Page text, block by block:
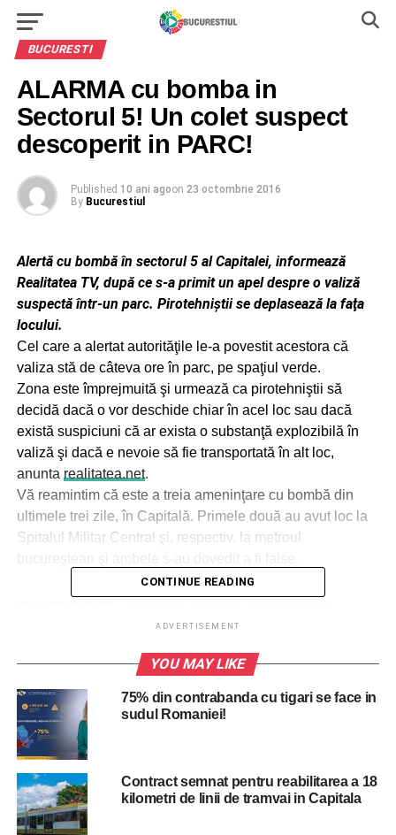
BUCURESTI
ALARMA cu bomba in
Sectorul 5! Un colet suspect
descoperit in PARC!
Published 10 ani agoon 23 octombrie 2016
By Bucurestiul
Alertă cu bombă în sectorul 5 al Capitalei, informează
Realitatea TV, după ce s-a primit un apel despre o valiză
suspectă într-un parc. Pirotehniştii se deplasează la faţa
locului.
Cel care a alertat autorităţile le-a povestit acestora că
valiza stă de câteva ore în parc, pe spaţiul verde.
Zona este împrejmuită şi urmează ca pirotehniştii să
decidă dacă o vor deschide chiar în acel loc sau dacă
există suspiciuni că ar exista o substanţă explozibilă în
valiză şi dacă e nevoie să fie transportată în alt loc,
anunta realitatea.net.
Vă reamintim că este a treia ameninţare cu bombă din
ultimele trei zile, în Capitală. Primele două au avut loc la
Spitalul Militar Central şi, respectiv, la metroul
PERICOL PIROTEHNISTI
Iubita lui Marian Vanghelie CONDAMNATA
DEFINITIV la inchisoare!
DON'T MISS
Reactia unui celebru jurnalist la scandalul
unionistilor bagati in duba de jandarmi: Doamne
ce vremuri, imi vine sa urlu de nervi!
CONTINUE READING
ADVERTISEMENT
YOU MAY LIKE
75% din contrabanda cu tigari se face in
sudul Romaniei!
Contract semnat pentru reabilitarea a 18
kilometri de linii de tramvai in Capitala